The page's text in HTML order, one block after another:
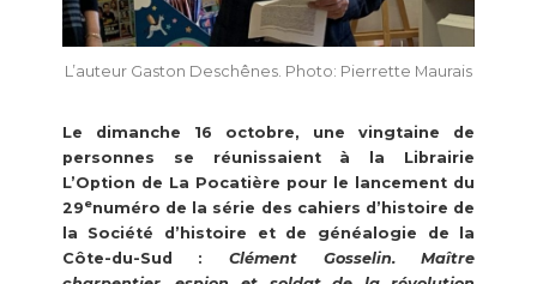
L’auteur Gaston Deschênes. Photo: Pierrette Maurais
Le dimanche 16 octobre, une vingtaine de
personnes se réunissaient à la Librairie
L’Option de La Pocatière pour le lancement du
29enuméro de la série des cahiers d’histoire de
la Société d’histoire et de généalogie de la
Côte-du-Sud : Clément Gosselin. Maître